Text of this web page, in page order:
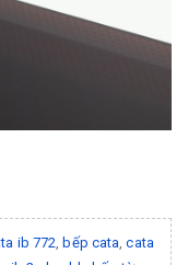
ib 772, bếp cata,cata